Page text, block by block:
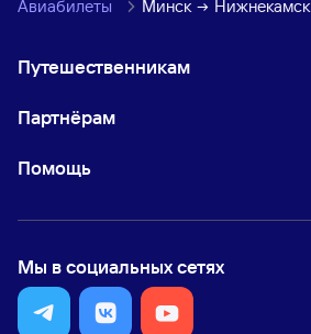
Авиабилеты Минск Нижнекамск
Путешественникам
Партнёрам
Помощь
Мы в социальных сетях